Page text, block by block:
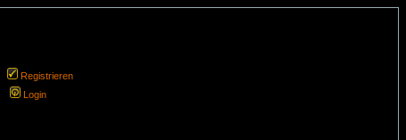
Registrieren
Login